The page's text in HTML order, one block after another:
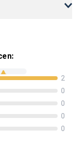
2
0
0
0
0